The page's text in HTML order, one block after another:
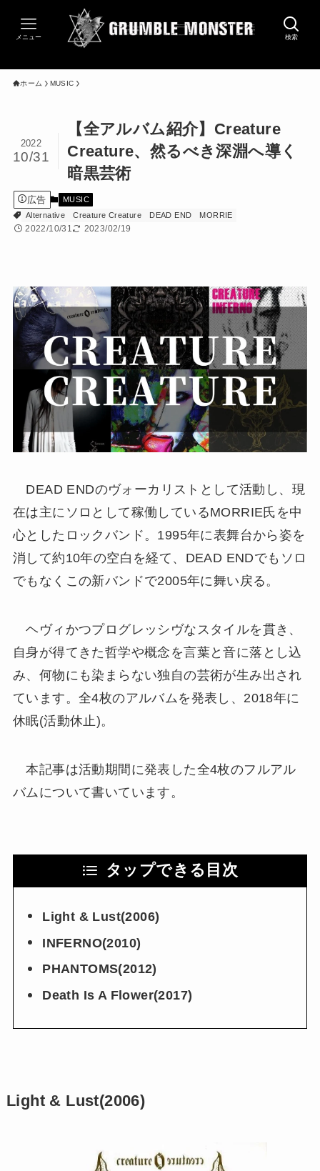
検索
メニュー
ホーム MUSIC
【全アルバム紹介】Creature
Creature、然るべき深淵へ導く
暗黒芸術
2022
10/31
広告
MUSIC
Alternative
Creature Creature DEAD END MORRIE
2022/10/31 2023/02/19
DEAD ENDのヴォーカリストとして活動し、現
在は主にソロとして稼働しているMORRIE氏を中
心としたロックバンド。1995年に表舞台から姿を
消して約10年の空白を経て、DEAD ENDでもソロ
でもなくこの新バンドで2005年に舞い戻る。
ヘヴィかつプログレッシヴなスタイルを貫き、
自身が得てきた哲学や概念を言葉と音に落とし込
み、何物にも染まらない独自の芸術が生み出され
ています。全4枚のアルバムを発表し、2018年に
休眠(活動休止)。
本記事は活動期間に発表した全4枚のフルアル
バムについて書いています。
タップできる目次
Light & Lust(2006)
INFERNO(2010)
PHANTOMS(2012)
Death Is A Flower(2017)
Light & Lust(2006)